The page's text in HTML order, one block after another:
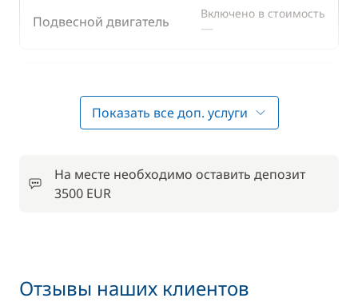
Подвесной двигатель Включено в стоимость
—
Полотенца
Постельное белье 35,00 €
Показать все доп. услуги
На месте необходимо оставить депозит
3500 EUR
Отзывы наших клиентов